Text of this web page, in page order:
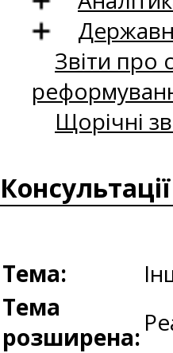
Звіти про
Щорічні
Тема:
Тема
розширена: